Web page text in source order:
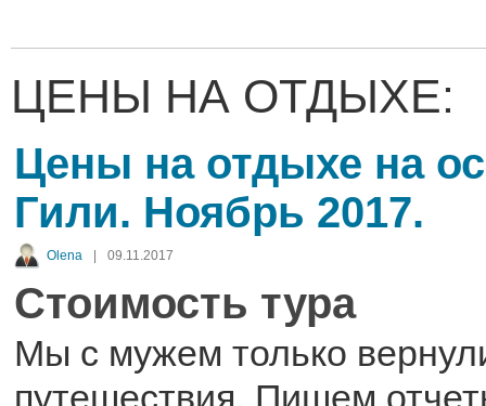
ЦЕНЫ НА ОТДЫХЕ:
Цены на отдыхе на
Гили. Ноябрь 2017.
Olena | 09.11.2017
Стоимость тура
Мы с мужем только
путешествия. Пишем